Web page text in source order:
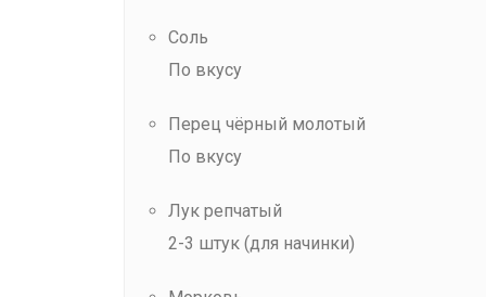
Соль
По вкусу
Перец чёрный молотый
По вкусу
Лук репчатый
2-3 штук (для начинки)